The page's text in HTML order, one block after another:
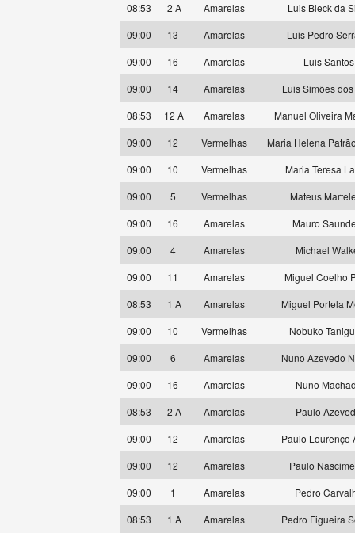
08:53
2 A Amarelas
Luis Bleck da
09:00
13 Amarelas
Luis Pedro
09:00
16 Amarelas
Luis Santos
09:00
14 Amarelas
Luis Simões
08:53
12 A Amarelas
Manuel Oliveira
09:00
12 Vermelhas
Maria Helena
09:00
10 Vermelhas
Maria Teresa
09:00
5 Vermelhas
Mateus
09:00
16 Amarelas
Mauro
09:00
4 Amarelas
Michael
09:00
11 Amarelas
Miguel Coelho
08:53
1 A Amarelas
Miguel Portela
09:00
10 Vermelhas
Nobuko
09:00
6 Amarelas
Nuno Azevedo
09:00
16 Amarelas
Nuno
08:53
2 A Amarelas
Paulo
09:00
12 Amarelas
Paulo Lourenço
09:00
12 Amarelas
Paulo
09:00
1 Amarelas
Pedro
08:53
1 A Amarelas
Pedro Figueira